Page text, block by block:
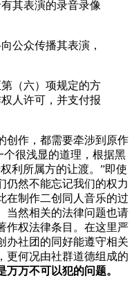
其表演的录音录像
公众传播其表演，
（六）项规定的方
人许可，并支付报
创作，都需要牵涉到原作
很浅显的道理，根据黑
利所属方的让渡。”即使
仍然不能忘记我们的权力
在制作二创同人音乐的过
当然相关的法律问题也请
作权法律条目。在这里严
办社团的同好能遵守相关
更何况由社群道德组成的
万万不可以犯的问题。